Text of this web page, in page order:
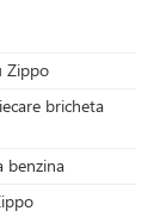
Zippo
bricheta
benzina